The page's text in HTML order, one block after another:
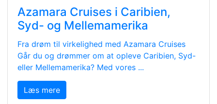
Azamara Cruises i Caribien,
Syd- og Mellemamerika
Fra drøm til virkelighed med Azamara Cruises
Går du og drømmer om at opleve Caribien, Syd-
eller Mellemamerika? Med vores ...
Læs mere